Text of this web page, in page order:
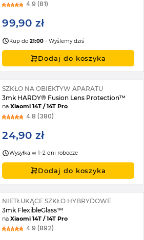
4.9 (81)
99,90 zł
Kup do21:00 - Wyślemy dziś
Dodaj do koszyka
SZKŁO NA OBIEKTYW APARATU
3mk HARDY® Fusion Lens Protection™
naXiaomi 14T / 14T Pro
4.8 (380)
24,90 zł
Wysyłka w 1–2 dni robocze
Dodaj do koszyka
NIETŁUKĄCE SZKŁO HYBRYDOWE
3mk FlexibleGlass™
naXiaomi 14T / 14T Pro
4.9 (892)